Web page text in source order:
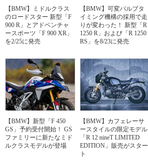
【BMW】ミドルクラス
のロードスター 新型「F
900 R」とアドベンチャ
ースポーツ「F 900 XR」
を2/25に発売
【BMW】可変バルブタ
イミング機構の採用で走
りが変わった！ 新型「R
1250 R」および「R 1250
RS」を8/23に発売
【BMW】新型「F 450
GS」予約受付開始！ GS
ファミリーに新たなミド
ルクラスモデルが登場
【BMW】カフェレーサ
ースタイルの限定モデル
「R 12 nineT LIMITED
EDITION」販売がスター
ト